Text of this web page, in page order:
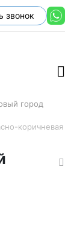
звонок
город
коричневая